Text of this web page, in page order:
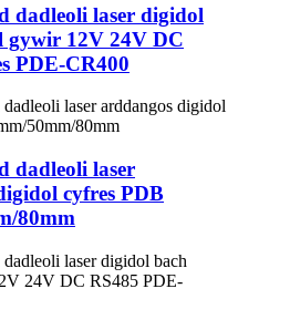
dadleoli laser digidol
gywir 12V 24V DC
PDE-CR400
dadleoli laser
cyfres PDB
80mm